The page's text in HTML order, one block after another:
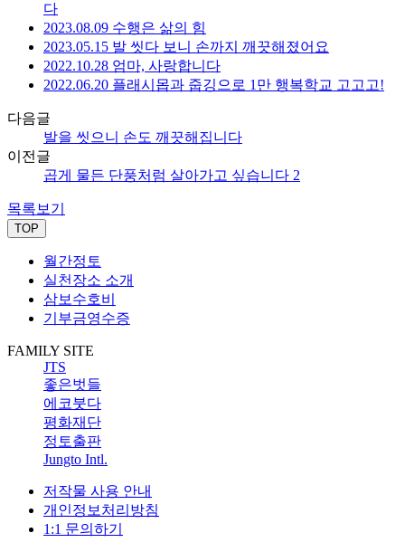
다
2023.08.09 수행은 삶의 힘
2023.05.15 발 씻다 보니 손까지 깨끗해졌어요
2022.10.28 엄마, 사랑합니다
2022.06.20 플래시몹과 줍깅으로 1만 행복학교 고고고!
다음글
발을 씻으니 손도 깨끗해집니다
이전글
곱게 물든 단풍처럼 살아가고 싶습니다 2
목록보기
TOP
월간정토
실천장소 소개
삼보수호비
기부금영수증
FAMILY SITE
JTS
좋은벗들
에코붓다
평화재단
정토출판
Jungto Intl.
저작물 사용 안내
개인정보처리방침
1:1 문의하기